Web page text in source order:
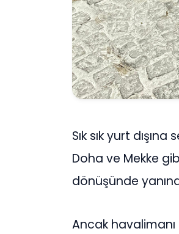
Sık sık yurt
Doha ve Mekke
dönüşünde
Ancak havalimanı